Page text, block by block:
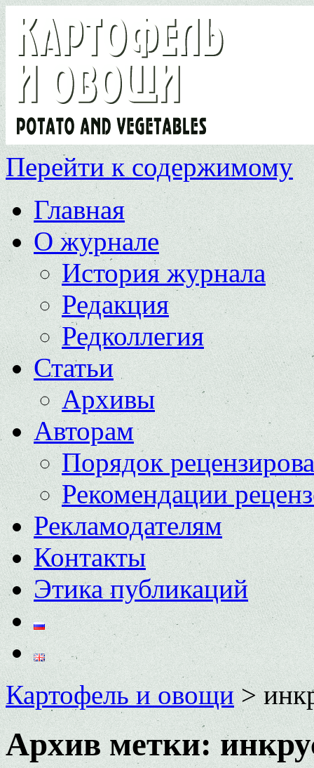
Перейти к содержимому
Главная
О журнале
История журнала
Редакция
Редколлегия
Статьи
Архивы
Авторам
Порядок
Рекомендации
Рекламодателям
Контакты
Этика публикаций
Картофель и овощи>
Архив метки: